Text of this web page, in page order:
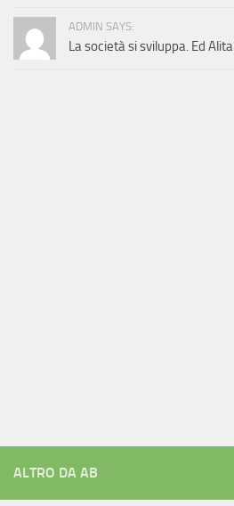
ADMIN SAYS:
La società si sviluppa. Ed
ALTRO DA AB